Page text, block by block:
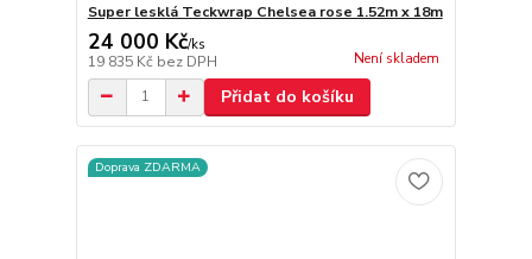
Super lesklá Teckwrap Chelsea rose 1.52m x 18m
24 000 Kč/ks
19 835 Kč bez DPH Není skladem
Přidat do košíku
Doprava ZDARMA